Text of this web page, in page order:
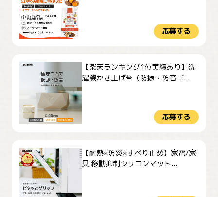
応募する
【楽天ランキング1位実績あり】洗
濯機かさ上げ台（防振・防音ゴ...
応募する
【耐熱×防災×すべり止め】家電/家
具 移動抑制シリコンマット...